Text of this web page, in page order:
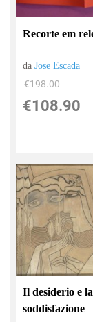
Recorte em
daJose Escada
€198.00
€108.90
Il desiderio e la
soddisfazione